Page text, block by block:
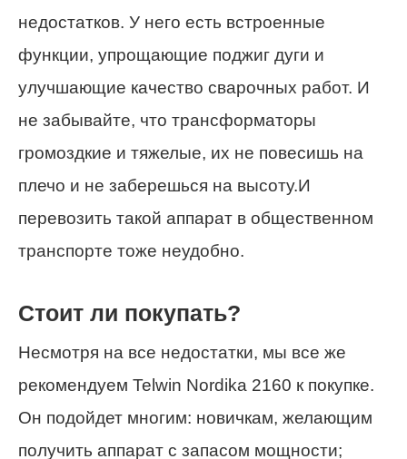
недостатков. У него есть встроенные
функции, упрощающие поджиг дуги и
улучшающие качество сварочных работ. И
не забывайте, что трансформаторы
громоздкие и тяжелые, их не повесишь на
плечо и не заберешься на высоту.И
перевозить такой аппарат в общественном
транспорте тоже неудобно.
Стоит ли покупать?
Несмотря на все недостатки, мы все же
рекомендуем Telwin Nordika 2160 к покупке.
Он подойдет многим: новичкам, желающим
получить аппарат с запасом мощности;